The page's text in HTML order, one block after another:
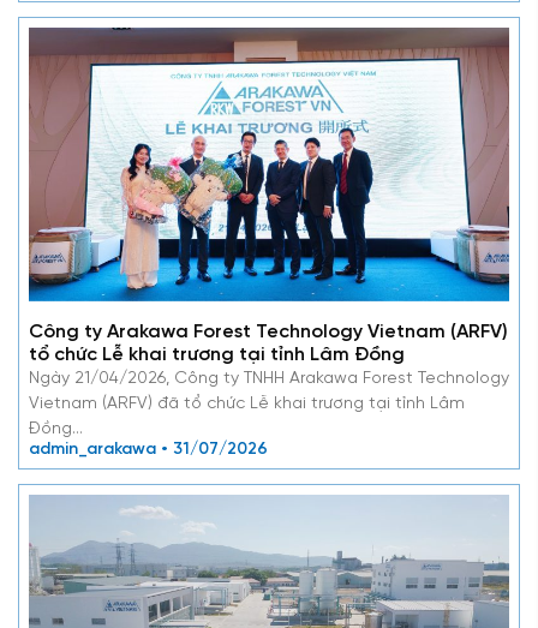
Công ty Arakawa Forest Technology Vietnam (ARFV)
tổ chức Lễ khai trương tại tỉnh Lâm Đồng
Ngày 21/04/2026, Công ty TNHH Arakawa Forest Technology
Vietnam (ARFV) đã tổ chức Lễ khai trương tại tỉnh Lâm
Đồng…
admin_arakawa • 31/07/2026